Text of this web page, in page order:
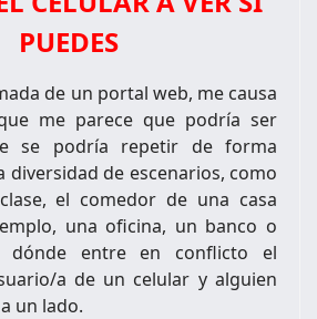
PUEDES
de un portal web, me causa
me parece que podría ser
se podría repetir de forma
diversidad de escenarios, como
el comedor de una casa
una oficina, un banco o
dónde entre en conflicto el
a de un celular y alguien
un lado.